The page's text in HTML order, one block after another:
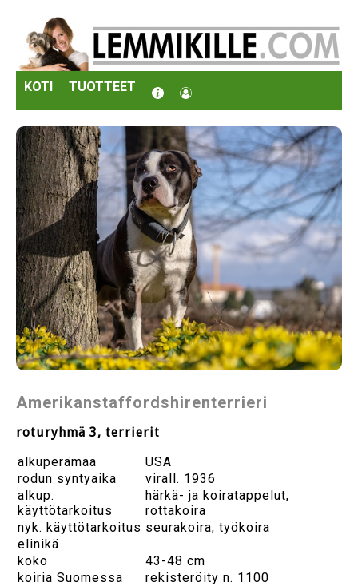
KOTI TUOTTEET
Amerikanstaffordshirenterrieri
roturyhmä 3, terrierit
alkuperämaa
USA
rodun syntyaika
virall. 1936
alkup.
käyttötarkoitus
härkä- ja koiratappelut,
rottakoira
nyk. käyttötarkoitus seurakoira, työkoira
elinikä
koko
43-48 cm
koiria Suomessa
rekisteröity n. 1100